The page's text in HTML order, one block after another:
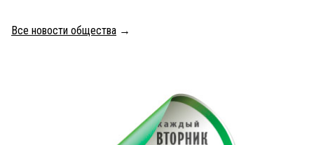
Все новости общества →